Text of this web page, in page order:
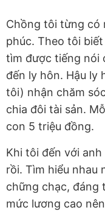
Chồng tôi từng có
phúc. Theo tôi
tìm được tiếng nói
đến ly hôn. Hậu ly
tôi) nhận chăm
chia đôi tài sản.
con 5 triệu đồng.
Khi tôi đến với
rồi. Tìm hiểu nhau
chững chạc, đáng
mức lương cao